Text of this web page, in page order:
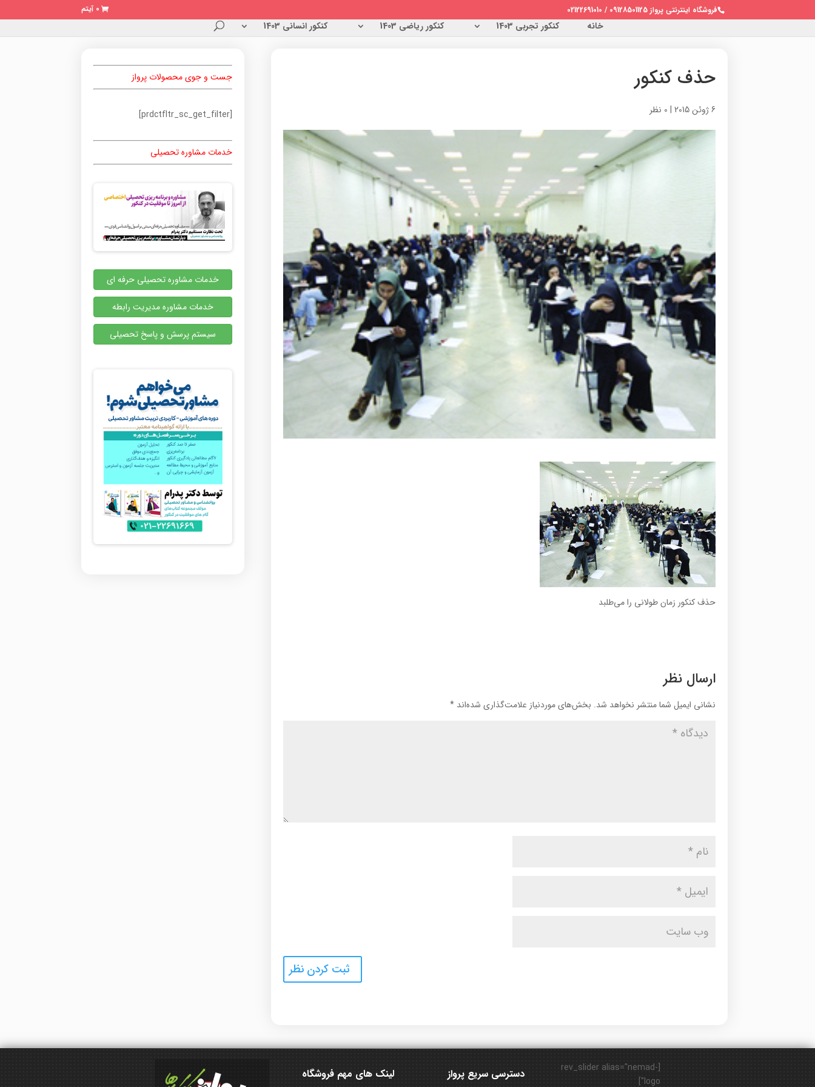
فروشگاه اینترنتی پرواز 09128501125 / 02122691010 0 آیتم
خانه کنکور تجربی 1403 کنکور ریاضی 1403 کنکور انسانی 1403
حذف کنکور
6 ژوئن 2015 | 0 نظر
حذف کنکور زمان طولانی را می‌طلبد
ارسال نظر
نشانی ایمیل شما منتشر نخواهد شد. بخش‌های موردنیاز علامت‌گذاری شده‌اند*
جست و جوی محصولات پرواز
[prdctfltr_sc_get_filter]
خدمات مشاوره تحصیلی
خدمات مشاوره تحصیلی حرفه ای
خدمات مشاوره مدیریت رابطه
سیستم پرسش و پاسخ تحصیلی
لینک های مهم فروشگاه دسترسی سریع پرواز
[rev_slider alias="nemad-
logo"]